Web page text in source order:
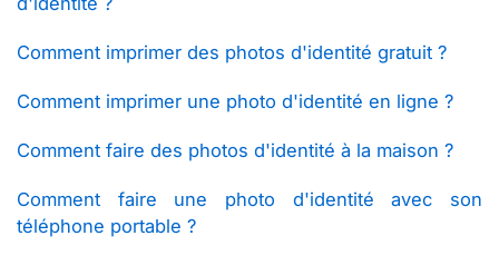
Comment imprimer des photos d'identité gratuit ?
Comment imprimer une photo d'identité en ligne ?
Comment faire des photos d'identité à la maison ?
Comment faire une photo d'identité avec son
téléphone portable ?